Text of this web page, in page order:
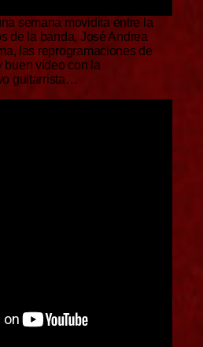
semana movidita entre la
de la banda, José Andrea
las reprogramaciones de
buen vídeo con la
guitarrista…